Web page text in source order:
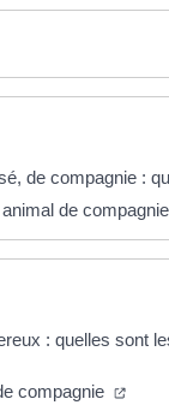
de compagnie :
de
: quelles sont
compagnie